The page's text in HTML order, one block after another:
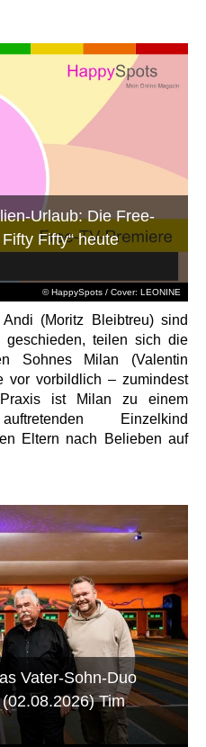
© HappySpots / Cover: LEONINE
Urlaub: Die Free-
Fifty“ heute
(Moritz Bleibtreu) sind
teilen sich die
Sohnes Milan (Valentin
vor vorbildlich – zumindest
ist Milan zu einem
Einzelkind
Eltern nach Belieben auf
Vater-Sohn-Duo
Tim